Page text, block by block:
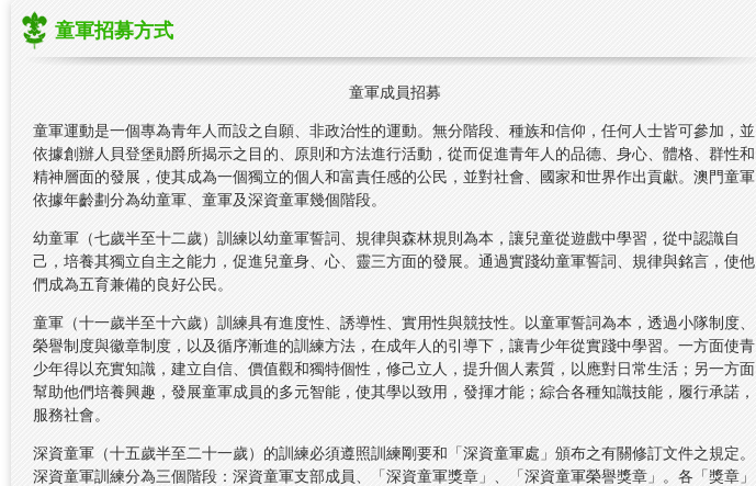
童軍招募方式
童軍成員招募
童軍運動是一個專為青年人而設之自願、非政治性的運動。無分階段、種族和信仰，任何人士皆可參加，並
依據創辦人貝登堡勛爵所揭示之目的、原則和方法進行活動，從而促進青年人的品德、身心、體格、群性和
精神層面的發展，使其成為一個獨立的個人和富責任感的公民，並對社會、國家和世界作出貢獻。澳門童軍
依據年齡劃分為幼童軍、童軍及深資童軍幾個階段。
幼童軍（七歲半至十二歲）訓練以幼童軍誓詞、規律與森林規則為本，讓兒童從遊戲中學習，從中認識自
己，培養其獨立自主之能力，促進兒童身、心、靈三方面的發展。通過實踐幼童軍誓詞、規律與銘言，使他
們成為五育兼備的良好公民。
童軍（十一歲半至十六歲）訓練具有進度性、誘導性、實用性與競技性。以童軍誓詞為本，透過小隊制度、
榮譽制度與徽章制度，以及循序漸進的訓練方法，在成年人的引導下，讓青少年從實踐中學習。一方面使青
少年得以充實知識，建立自信、價值觀和獨特個性，修己立人，提升個人素質，以應對日常生活；另一方面
幫助他們培養興趣，發展童軍成員的多元智能，使其學以致用，發揮才能；綜合各種知識技能，履行承諾，
服務社會。
深資童軍（十五歲半至二十一歲）的訓練必須遵照訓練剛要和「深資童軍處」頒布之有關修訂文件之規定。
深資童軍訓練分為三個階段：深資童軍支部成員、「深資童軍獎章」、「深資童軍榮譽獎章」。各「獎章」